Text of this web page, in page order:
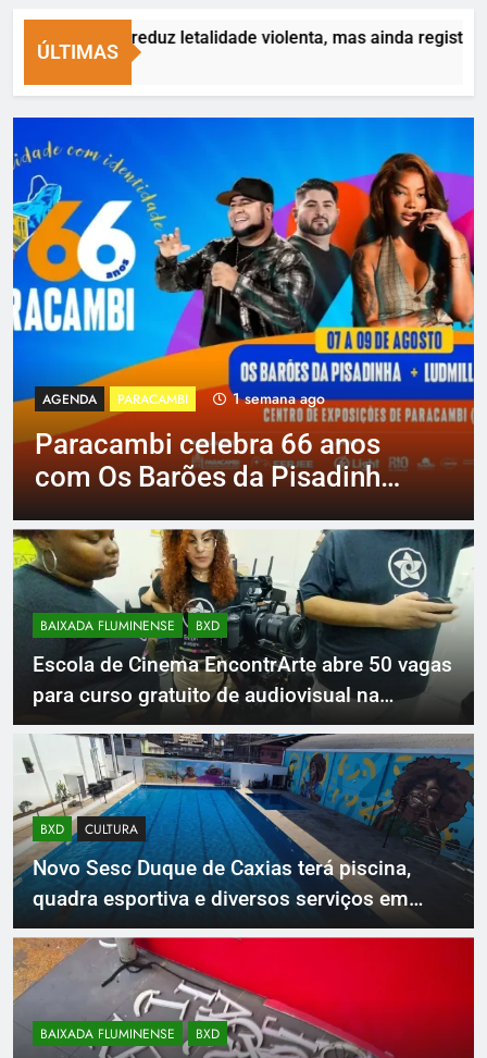
ÚLTIMAS
reduz letalidade violenta, mas ainda registra mais
AGENDA PARACAMBI 1 semana ago
Paracambi celebra 66 anos
com Os Barões da Pisadinha,
Ludmilla e Belo
BAIXADA FLUMINENSE BXD
Escola de Cinema EncontrArte abre 50 vagas
para curso gratuito de audiovisual na
Baixada Fluminense
BXD CULTURA
Novo Sesc Duque de Caxias terá piscina,
quadra esportiva e diversos serviços em
meio a infraestrutura sustentável
BAIXADA FLUMINENSE BXD